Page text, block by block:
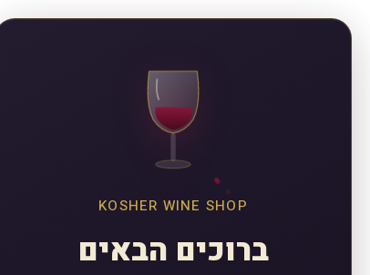
KOSHER WINE SHOP
ברוכים הבאים